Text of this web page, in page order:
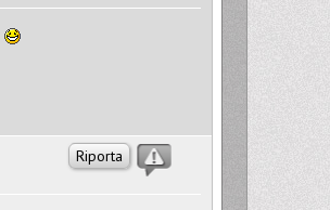
Riporta